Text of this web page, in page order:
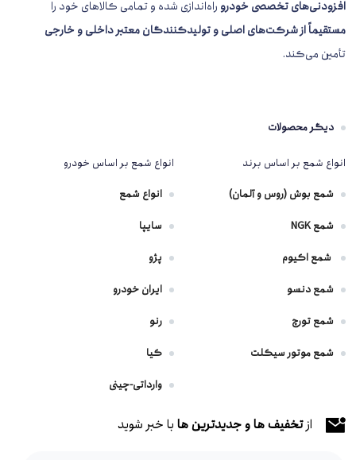
افزودنی‌های تخصصی خودرو راه‌اندازی شده و تمامی کالاهای خود را
مستقیماً از شرکت‌های اصلی و تولیدکنندگان معتبر داخلی و خارجی
تأمین می‌کند.
دیگر محصولات
انواع شمع بر اساس برند
شمع بوش (روس و آلمان)
شمع NGK
شمع اکیوم
شمع دنسو
شمع تورچ
شمع موتور سیکلت
انواع شمع بر اساس خودرو
انواع شمع
سایپا
پژو
ایران خودرو
رنو
کیا
وارداتی-چینی
ازتخفیف ها و جدیدترین ها با خبر شوید